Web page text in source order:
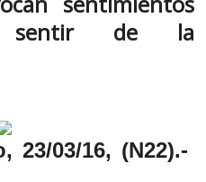
sentir de la
23/03/16, (N22).-